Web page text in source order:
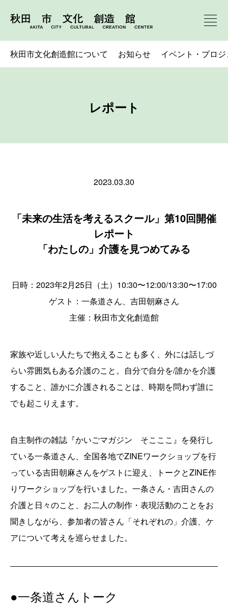
秋田市文化創造館について お知らせ イベント・プロ
レポート
2023.03.30
「未来の生活を考えるスクール」第10回開催
レポート
「わたしの」介護を見つめてみる
日時：2023年2月25日（土）10:30〜12:00/13:30〜17:00
ゲスト：一条道さん、吉田朝麻さん
主催：秋田市文化創造館
家族や近しい人たちで抱えることも多く、外には話しづ
らい雰囲気もある介護のこと。自分で自分を/誰かを介護
すること、誰かに介護されることは、時期を問わず誰に
でも起こりえます。
自主制作の雑誌『かいごマガジン そこここ』を発行し
ている一条道さん、全国各地でZINEワークショップを行
っている吉田朝麻さんをゲストに迎え、トークとZINE作
りワークショップを行いました。一条さん・吉田さんの
介護と日々のこと、お二人の制作・表現活動のことをお
聞きしながら、参加者の皆さん「それぞれの」介護、ケ
アについて考えを巡らせました。
●一条道さんトーク